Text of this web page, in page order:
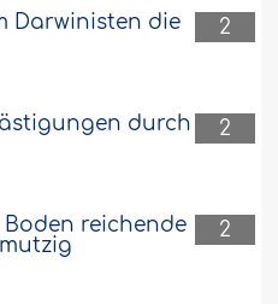
2
Darwinisten die
2
durch
2
reichende